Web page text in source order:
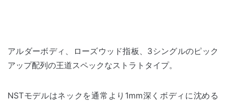
アルダーボディ、ローズウッド指板、3シングルのピック
アップ配列の王道スペックなストラトタイプ。
NSTモデルはネックを通常より1mm深くボディに沈める